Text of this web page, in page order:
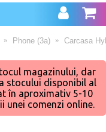
Phone (3a) Carcasa
magazinului, dar
stocului disponibil al
în aproximativ 5-10
unei comenzi online.